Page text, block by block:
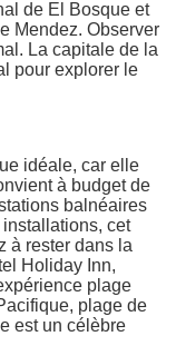
de El Bosque et
Mendez. Observer
La capitale de la
pour explorer le
idéale, car elle
à budget de
balnéaires
cet
à rester dans la
Holiday Inn,
plage
plage de
est un célèbre